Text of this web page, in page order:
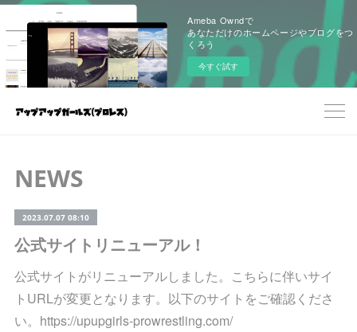
Ameba Owndで
あなただけのホームページやブログをつ
くろう
今すぐ試す
NEWS
2023.07.07 08:10
公式サイトリニューアル！
公式サイトがリニューアルしました。こちらに伴いサイ
トURLが変更となります。以下のサイトをご確認くださ
い。https://upupgirls-prowrestling.com/